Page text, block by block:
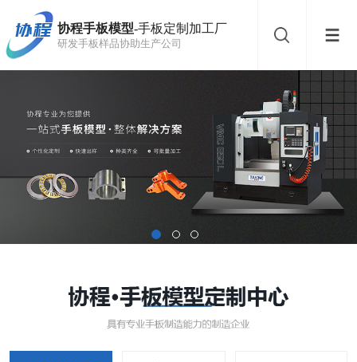
协程手板模型-手板定制加工厂
研发手板样品协助生产公司